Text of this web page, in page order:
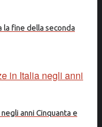
la fine della seconda
anni Cinquanta e